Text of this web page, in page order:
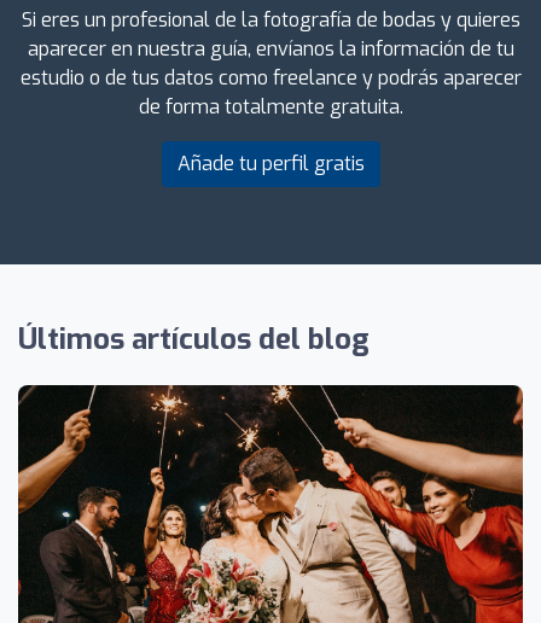
Si eres un profesional de la fotografía de bodas y quieres
aparecer en nuestra guía, envíanos la información de tu
estudio o de tus datos como freelance y podrás aparecer
de forma totalmente gratuita.
Añade tu perfil gratis
Últimos artículos del blog